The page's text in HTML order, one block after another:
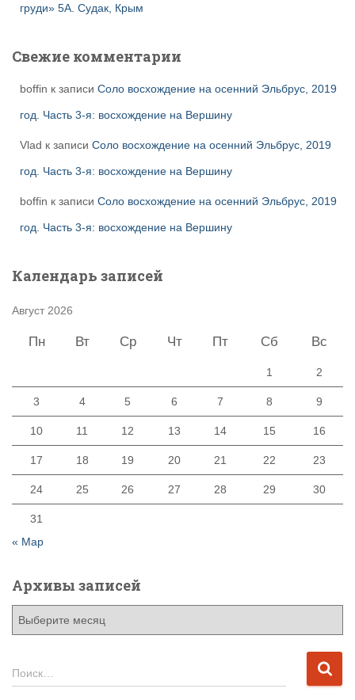
груди» 5А. Судак, Крым
Свежие комментарии
boffin к записи Соло восхождение на осенний Эльбрус, 2019
год. Часть 3-я: восхождение на Вершину
Vlad к записи Соло восхождение на осенний Эльбрус, 2019
год. Часть 3-я: восхождение на Вершину
boffin к записи Соло восхождение на осенний Эльбрус, 2019
год. Часть 3-я: восхождение на Вершину
Календарь записей
Август 2026
Пн Вт Ср Чт Пт Сб Вс
1 2
3 4 5 6 7 8 9
10 11 12 13 14 15 16
17 18 19 20 21 22 23
24 25 26 27 28 29 30
31
« Мар
Архивы записей
в
Н
а
Поиск…